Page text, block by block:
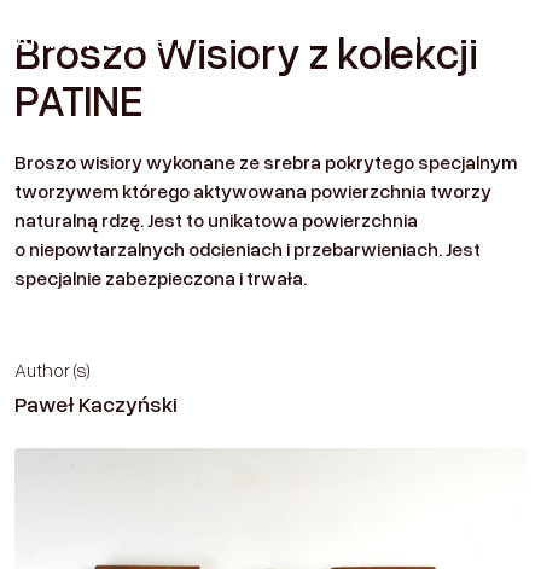
AmberHistorien Contact
Broszo Wisiory z kolekcji
PATINE
Broszo wisiory wykonane ze srebra pokrytego specjalnym
tworzywem którego aktywowana powierzchnia tworzy
naturalną rdzę. Jest to unikatowa powierzchnia
o niepowtarzalnych odcieniach i przebarwieniach. Jest
specjalnie zabezpieczona i trwała.
Author (s)
Paweł Kaczyński